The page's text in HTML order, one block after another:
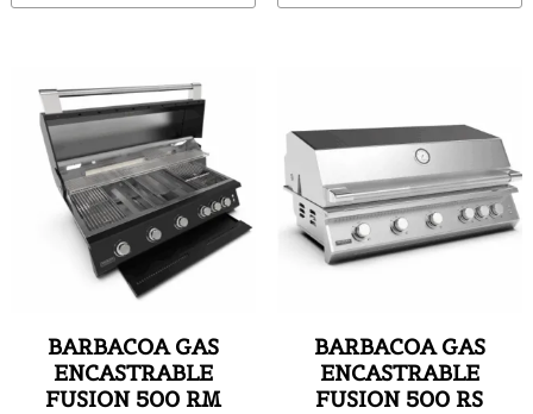
BARBACOA GAS
ENCASTRABLE
FUSION 500 RM
BARBACOA GAS
ENCASTRABLE
FUSION 500 RS